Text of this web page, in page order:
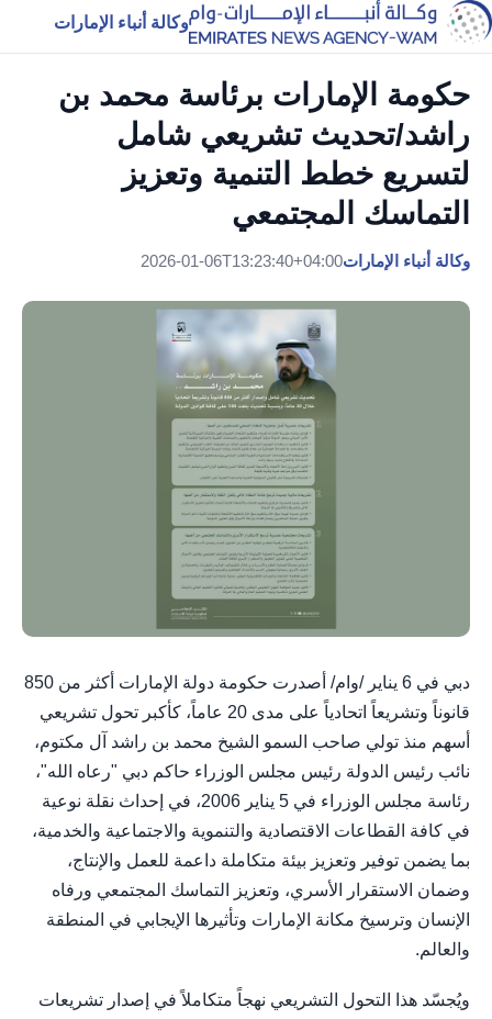
وكالة أنباء الإمارات
حكومة الإمارات برئاسة محمد بن
راشد/تحديث تشريعي شامل
لتسريع خطط التنمية وتعزيز
التماسك المجتمعي
وكالة أنباء الإمارات2026-01-06T13:23:40+04:00
دبي في 6 يناير /وام/ أصدرت حكومة دولة الإمارات أكثر من 850
قانوناً وتشريعاً اتحادياً على مدى 20 عاماً، كأكبر تحول تشريعي
أسهم منذ تولي صاحب السمو الشيخ محمد بن راشد آل مكتوم،
نائب رئيس الدولة رئيس مجلس الوزراء حاكم دبي "رعاه الله"،
رئاسة مجلس الوزراء في 5 يناير 2006، في إحداث نقلة نوعية
في كافة القطاعات الاقتصادية والتنموية والاجتماعية والخدمية،
بما يضمن توفير وتعزيز بيئة متكاملة داعمة للعمل والإنتاج،
وضمان الاستقرار الأسري، وتعزيز التماسك المجتمعي ورفاه
الإنسان وترسيخ مكانة الإمارات وتأثيرها الإيجابي في المنطقة
والعالم.
ويُجسّد هذا التحول التشريعي نهجاً متكاملاً في إصدار تشريعات